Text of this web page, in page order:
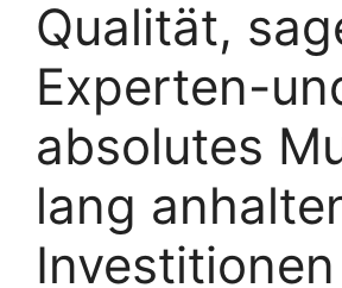
Qualität,
Experten-
absolutes
lang
Investitionen